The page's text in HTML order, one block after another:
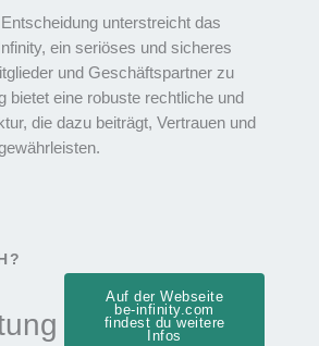
unterstreicht das
ein seriöses und sicheres
und Geschäftspartner zu
bietet eine robuste rechtliche und
die dazu beiträgt, Vertrauen und
Auf der Webseite
be-infinity.com
findest du weitere
Infos